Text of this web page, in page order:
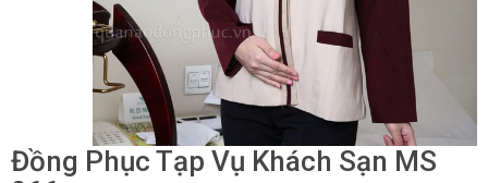
Đồng Phục Tạp Vụ Khách Sạn MS